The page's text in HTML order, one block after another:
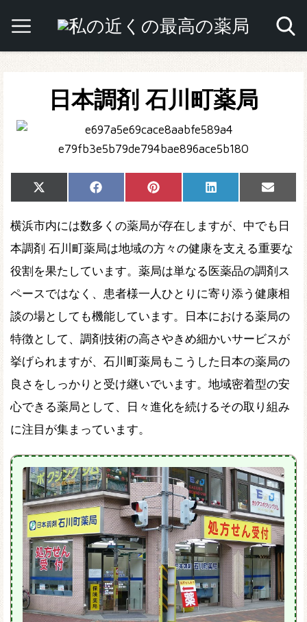
日本調剤 石川町薬局
Share
on
X
(Twitter)
Share
on
Facebook Share
on
Pinterest Share
on
LinkedIn
Share
on
Email
横浜市内には数多くの薬局が存在しますが、中でも日
本調剤 石川町薬局は地域の方々の健康を支える重要な
役割を果たしています。薬局は単なる医薬品の調剤ス
ペースではなく、患者様一人ひとりに寄り添う健康相
談の場としても機能しています。日本における薬局の
特徴として、調剤技術の高さやきめ細かいサービスが
挙げられますが、石川町薬局もこうした日本の薬局の
良さをしっかりと受け継いでいます。地域密着型の安
心できる薬局として、日々進化を続けるその取り組み
に注目が集まっています。